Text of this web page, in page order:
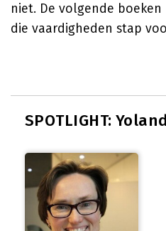
niet. De volgende
die vaardigheden stap
SPOTLIGHT: